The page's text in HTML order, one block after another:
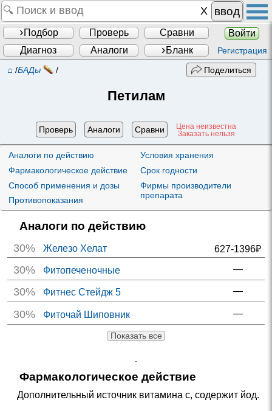
ввод
Подбор Проверь Сравни
Войти
Диагноз
Аналоги Бланк Регистрация
⌂ /БАДы / Поделиться
Петилам
Проверь Аналоги Сравни
Цена неизвестна
Заказать нельзя
Аналоги по действию
Фармакологическое действие
Способ применения и дозы
Противопоказания
Условия хранения
Срок годности
Фирмы производители
препарата
Аналоги по действию
30% 627-1396₽
Железо Хелат
30% —
Фитопеченочные
30% —
Фитнес Стейдж 5
30% —
Фиточай Шиповник
Показать все
Фармакологическое действие
Дополнительный источник витамина с, содержит йод.